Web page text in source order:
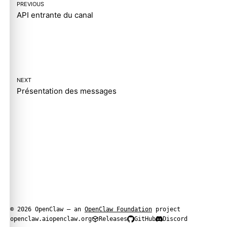
PREVIOUS
API entrante du canal
NEXT
Présentation des messages
© 2026 OpenClaw — an OpenClaw Foundation project
openclaw.aiopenclaw.org Releases GitHub Discord